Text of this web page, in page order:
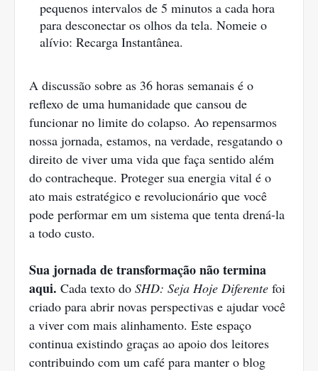
pequenos intervalos de 5 minutos a cada hora
para desconectar os olhos da tela. Nomeie o
alívio: Recarga Instantânea.
A discussão sobre as 36 horas semanais é o
reflexo de uma humanidade que cansou de
funcionar no limite do colapso. Ao repensarmos
nossa jornada, estamos, na verdade, resgatando o
direito de viver uma vida que faça sentido além
do contracheque. Proteger sua energia vital é o
ato mais estratégico e revolucionário que você
pode performar em um sistema que tenta drená-la
a todo custo.
Sua jornada de transformação não termina
aqui. Cada texto do SHD: Seja Hoje Diferente foi
criado para abrir novas perspectivas e ajudar você
a viver com mais alinhamento. Este espaço
continua existindo graças ao apoio dos leitores
contribuindo com um café para manter o blog